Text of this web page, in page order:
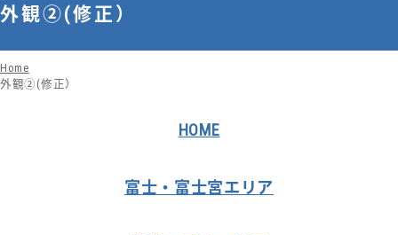
外観②(修正）
Home
外観②(修正）
HOME
富士・富士宮エリア